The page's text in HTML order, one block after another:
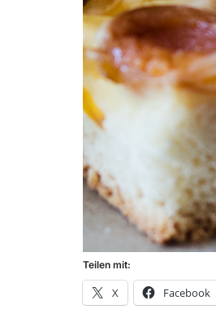
Teilen mit:
X Facebook